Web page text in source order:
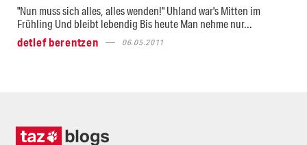
"Nun muss sich alles, alles wenden!" Uhland war's Mitten im
Frühling Und bleibt lebendig Bis heute Man nehme nur...
detlef berentzen
06.05.2011